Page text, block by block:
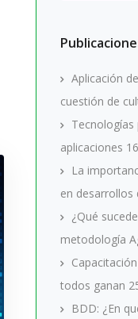
Aplicación
cuestión de
Tecnologías
aplicaciones
La
en desarrollos
¿Qué
metodología
todos ganan
BDD: ¿En